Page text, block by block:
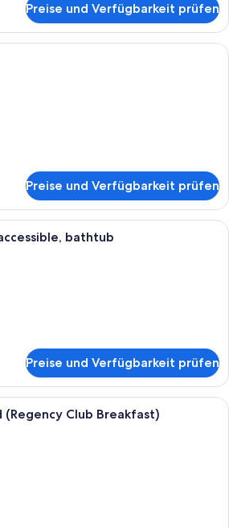
Preise und Verfügbarkeit prüfen
Ein Hotelzimmer mit zwei Betten,
Preise und Verfügbarkeit prüfen
Ein Hotelzimmer mit zwei Betten,
bathtub
Preise und Verfügbarkeit prüfen
Ein Hotelzimmer mit einem großen
(Regency Club Breakfast)